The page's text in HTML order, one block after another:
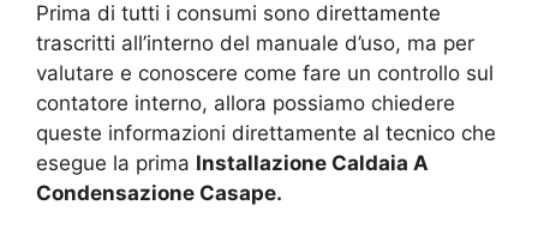
Prima di tutti i consumi sono direttamente
trascritti all’interno del manuale d’uso, ma per
valutare e conoscere come fare un controllo sul
contatore interno, allora possiamo chiedere
queste informazioni direttamente al tecnico che
esegue la prima Installazione Caldaia A
Condensazione Casape.